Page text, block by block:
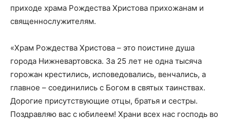
приходе храма Рождества Христова прихожанам и
священнослужителям.
«Храм Рождества Христова – это поистине душа
города Нижневартовска. За 25 лет не одна тысяча
горожан крестились, исповедовались, венчались, а
главное – соединились с Богом в святых таинствах.
Дорогие присутствующие отцы, братья и сестры.
Поздравляю вас с юбилеем! Храни всех нас господь во